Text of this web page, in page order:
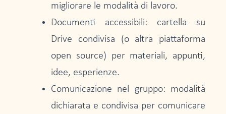
migliorare le modalità di lavoro.
Documenti accessibili: cartella su
Drive condivisa (o altra piattaforma
open source) per materiali, appunti,
idee, esperienze.
Comunicazione nel gruppo: modalità
dichiarata e condivisa per comunicare